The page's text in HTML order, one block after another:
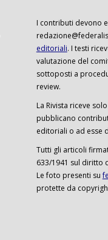
I contributi devono
editoriali. I testi
valutazione del
sottoposti a
review.
La Rivista riceve
pubblicano
editoriali o ad esse
Tutti gli articoli
633/1941 sul diritto
Le foto presenti su
protette da